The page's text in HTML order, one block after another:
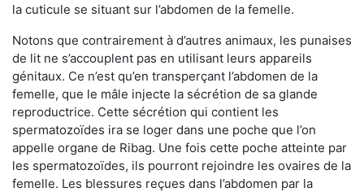
la cuticule se situant sur l’abdomen de la femelle.
Notons que contrairement à d’autres animaux, les punaises
de lit ne s’accouplent pas en utilisant leurs appareils
génitaux. Ce n’est qu’en transperçant l’abdomen de la
femelle, que le mâle injecte la sécrétion de sa glande
reproductrice. Cette sécrétion qui contient les
spermatozoïdes ira se loger dans une poche que l’on
appelle organe de Ribag. Une fois cette poche atteinte par
les spermatozoïdes, ils pourront rejoindre les ovaires de la
femelle. Les blessures reçues dans l’abdomen par la